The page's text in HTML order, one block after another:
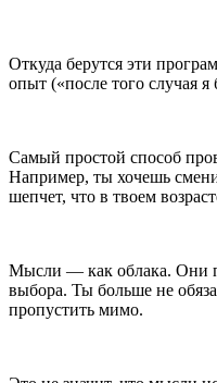
Откуда берутся эти
опыт («после того случая я
Самый простой способ
Например, ты хочешь
шепчет, что в твоем
Мысли — как облака. Они
выбора. Ты больше не
пропустить мимо.